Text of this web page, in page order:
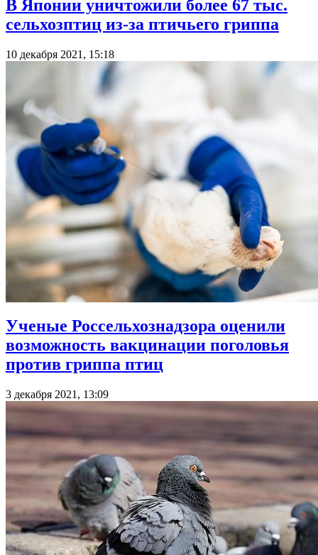
В Японии уничтожили более 67 тыс.
сельхозптиц из-за птичьего гриппа
10 декабря 2021, 15:18
Ученые Россельхознадзора оценили
возможность вакцинации поголовья
против гриппа птиц
3 декабря 2021, 13:09